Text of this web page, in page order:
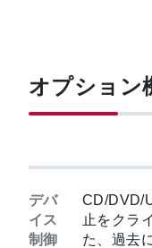
オプション
デバ
イス
制御
CD/DVD/
止をクラ
た、過去